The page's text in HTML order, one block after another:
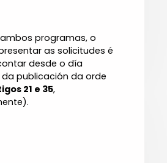
programas, o
as solicitudes é
desde o día
publicación da orde
21 e 35,